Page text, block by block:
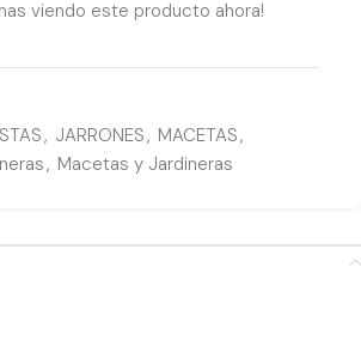
viendo este producto ahora!
, JARRONES, MACETAS,
, Macetas y Jardineras